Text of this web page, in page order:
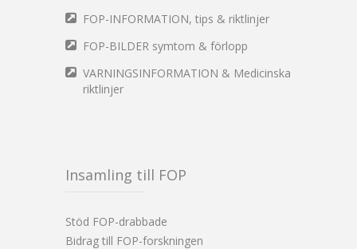
FOP-INFORMATION, tips & riktlinjer
FOP-BILDER symtom & förlopp
VARNINGSINFORMATION & Medicinska
riktlinjer
Insamling till FOP
Stöd FOP-drabbade
Bidrag till FOP-forskningen